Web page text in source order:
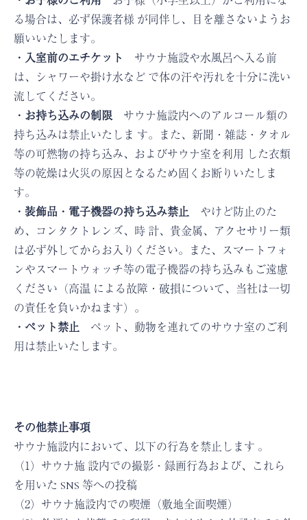
る場合は、必ず保護者様 が同伴し、目を離さないようお
願いいたします。
・入室前のエチケット
サウナ施設や水風呂へ入る前
は、シャワーや掛け水など で体の汗や汚れを十分に洗い
流してください。
・お持ち込みの制限サウナ施設内へのアルコール類の
持ち込みは禁止いたしま す。また、新聞・雑誌・タオル
等の可燃物の持ち込み、およびサウナ室を利用 した衣類
等の乾燥は火災の原因となるため固くお断りいたしま
す。
・装飾品・電子機器の持ち込み禁止 やけど防止のた
め、コンタクトレンズ、時 計、貴金属、アクセサリー類
は必ず外してからお入りください。また、スマートフォ
ンやスマートウォッチ等の電子機器の持ち込みもご遠慮
ください（高温 による故障・破損について、当社は一切
の責任を負いかねます）。
・ペット禁止 ペット、動物を連れてのサウナ室のご利
用は禁止いたします。
その他禁止事項
サウナ施設内において、以下の行為を禁止します 。
（1）サウナ施 設内での撮影・録画行為および、これら
を用いた SNS 等への投稿
（2）サウナ施設内での喫煙（敷地全面喫煙）